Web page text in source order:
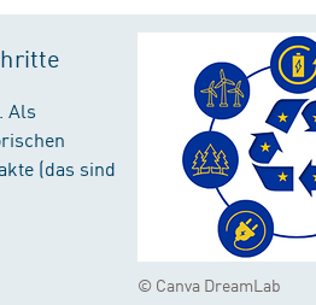
© Canva DreamLab
Als
(das sind